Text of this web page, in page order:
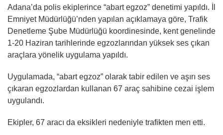
Adana’da polis ekiplerince “abart egzoz” denetimi yapıldı. İl
Emniyet Müdürlüğü’nden yapılan açıklamaya göre, Trafik
Denetleme Şube Müdürlüğü koordinesinde, kent genelinde
1-20 Haziran tarihlerinde egzozlarından yüksek ses çıkan
araçlara yönelik uygulama yapıldı.
Uygulamada, “abart egzoz” olarak tabir edilen ve aşırı ses
çıkaran egzozlardan kullanan 67 araç sahibine cezai işlem
uygulandı.
Ekipler, 67 aracı da eksikleri nedeniyle trafikten men etti.